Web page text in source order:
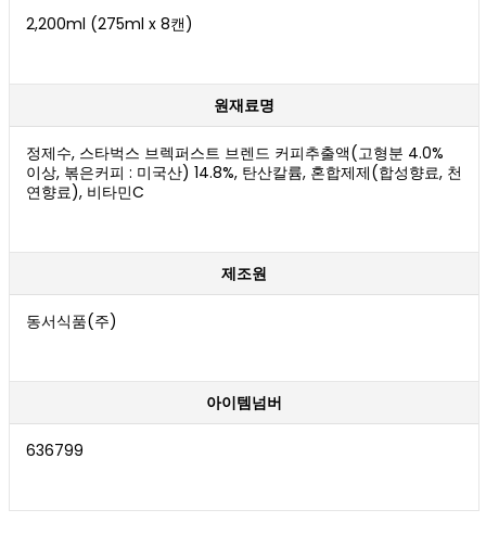
2,200ml (275ml x 8캔)
원재료명
정제수, 스타벅스 브렉퍼스트 브렌드 커피추출액(고형분 4.0%
이상, 볶은커피 : 미국산) 14.8%, 탄산칼륨, 혼합제제(합성향료, 천
연향료), 비타민C
제조원
동서식품(주)
아이템넘버
636799